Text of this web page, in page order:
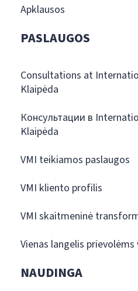
Apklausos
PASLAUGOS
Consultations at
Klaipėda
Консультации в
Klaipėda
VMI teikiamos paslaugos
VMI kliento profilis
VMI skaitmeninė
Vienas langelis
NAUDINGA